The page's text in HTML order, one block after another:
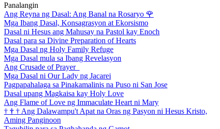
Panalangin
Ang Reyna ng Dasal: Ang Banal na Rosaryo 🌹
Mga Ibang Dasal, Konsagrasyon at Ekorsismo
Dasal ni Hesus ang Mahusay na Pastol kay Enoch
Dasal para sa Divine Preparation of Hearts
Mga Dasal ng Holy Family Refuge
Mga Dasal mula sa Ibang Revelasyon
Ang Crusade of Prayer
Mga Dasal ni Our Lady ng Jacarei
Pagpapahalaga sa Pinakamalinis na Puso ni San Jose
Dasal upang Magkaisa kay Holy Love
Ang Flame of Love ng Immaculate Heart ni Mary
† † † Ang Dalawampu't Apat na Oras ng Pasyon ni Hesus Kristo,
Aming Panginoon